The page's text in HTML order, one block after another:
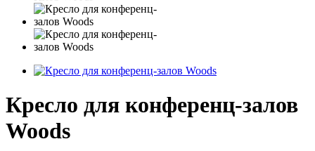
Кресло для конференц-залов
Woods